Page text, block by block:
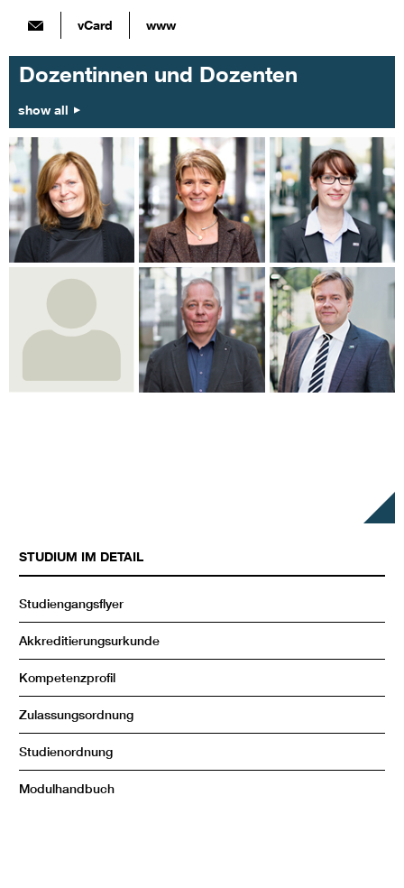
vCard www
Dozentinnen und Dozenten
show all
STUDIUM IM DETAIL
Studiengangsflyer
Akkreditierungsurkunde
Kompetenzprofil
Zulassungsordnung
Studienordnung
Modulhandbuch